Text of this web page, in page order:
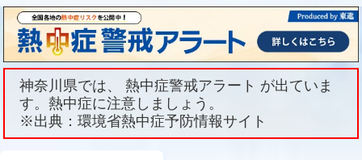
神奈川県では、 熱中症警戒アラート が出ていま
す。熱中症に注意しましょう。
※出典：環境省熱中症予防情報サイト